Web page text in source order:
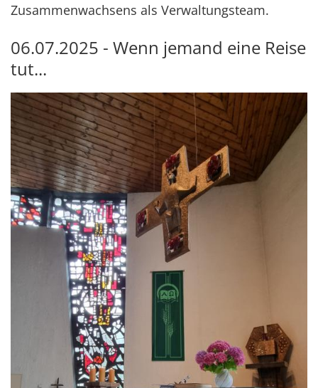
Zusammenwachsens als Verwaltungsteam.
06.07.2025 - Wenn jemand eine Reise
tut...